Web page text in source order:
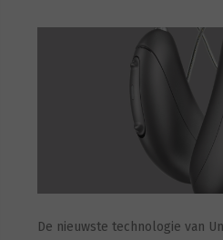
De nieuwste technologie van